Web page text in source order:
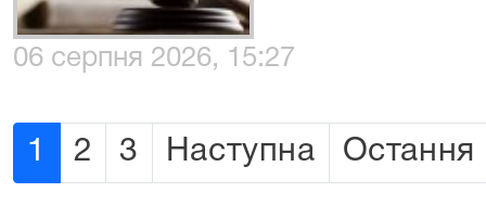
06 серпня 2026, 15:27
1 2 3 Наступна Остання